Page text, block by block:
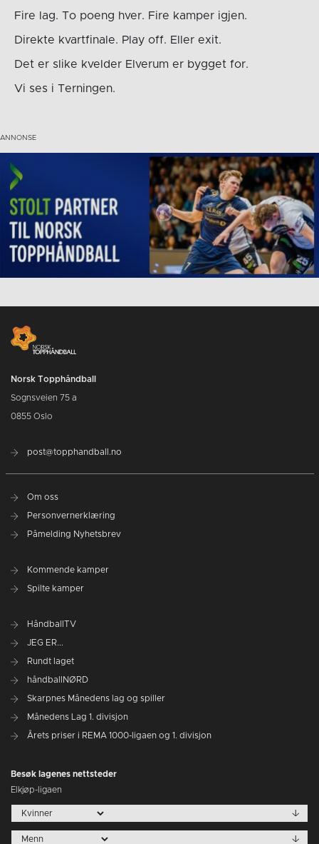
Fire lag. To poeng hver. Fire kamper igjen.
Direkte kvartfinale. Play off. Eller exit.
Det er slike kvelder Elverum er bygget for.
Vi ses i Terningen.
Norsk Topphåndball
Sognsveien 75 a
0855 Oslo
post@topphandball.no
Om oss
Personvernerklæring
Påmelding Nyhetsbrev
Kommende kamper
Spilte kamper
HåndballTV
JEG ER...
Rundt laget
håndballNØRD
Skarpnes Månedens lag og spiller
Månedens Lag 1. divisjon
Årets priser i REMA 1000-ligaen og 1. divisjon
Besøk lagenes nettsteder
Elkjøp-ligaen